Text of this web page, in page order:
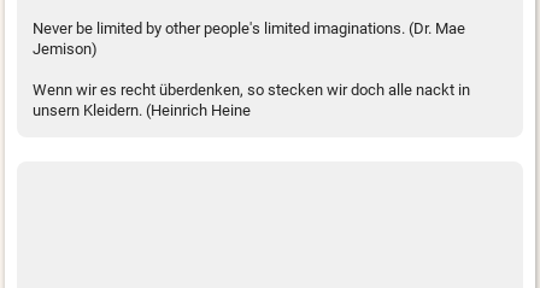
Never be limited by other people's limited imaginations. (Dr. Mae
Jemison)
Wenn wir es recht überdenken, so stecken wir doch alle nackt in
unsern Kleidern. (Heinrich Heine